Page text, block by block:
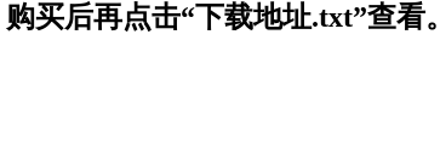
买后再点击“下载地址.txt”查看。